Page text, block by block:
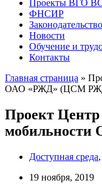
Проекты ВГО
ФНСИР
Законодательство
Новости
Обучение и
Контакты
Главная страница »
ОАО «РЖД» (ЦСМ
Проект Центр
Доступная среда,
19 ноября, 2019